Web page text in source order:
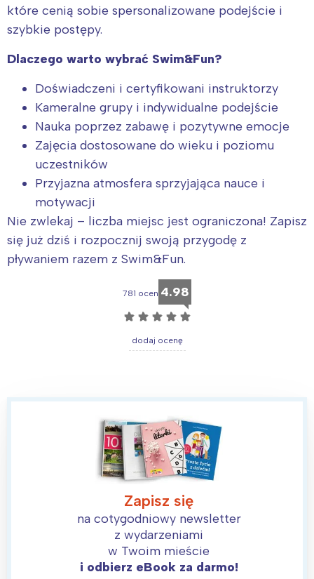
które cenią sobie spersonalizowane podejście i
szybkie postępy.
Dlaczego warto wybrać Swim&Fun?
Doświadczeni i certyfikowani instruktorzy
Kameralne grupy i indywidualne podejście
Nauka poprzez zabawę i pozytywne emocje
Zajęcia dostosowane do wieku i poziomu
uczestników
Przyjazna atmosfera sprzyjająca nauce i
motywacji
Nie zwlekaj – liczba miejsc jest ograniczona! Zapisz
się już dziś i rozpocznij swoją przygodę z
pływaniem razem z Swim&Fun.
781 ocen 4.98
☆ ☆ ☆ ☆ ☆
dodaj ocenę
Zapisz się
na cotygodniowy newsletter
z wydarzeniami
w Twoim mieście
i odbierz eBook za darmo!
Interesują mnie wydarzenia z
tego regionu:
Warszawa
Łódź
Śląsk
Kraków